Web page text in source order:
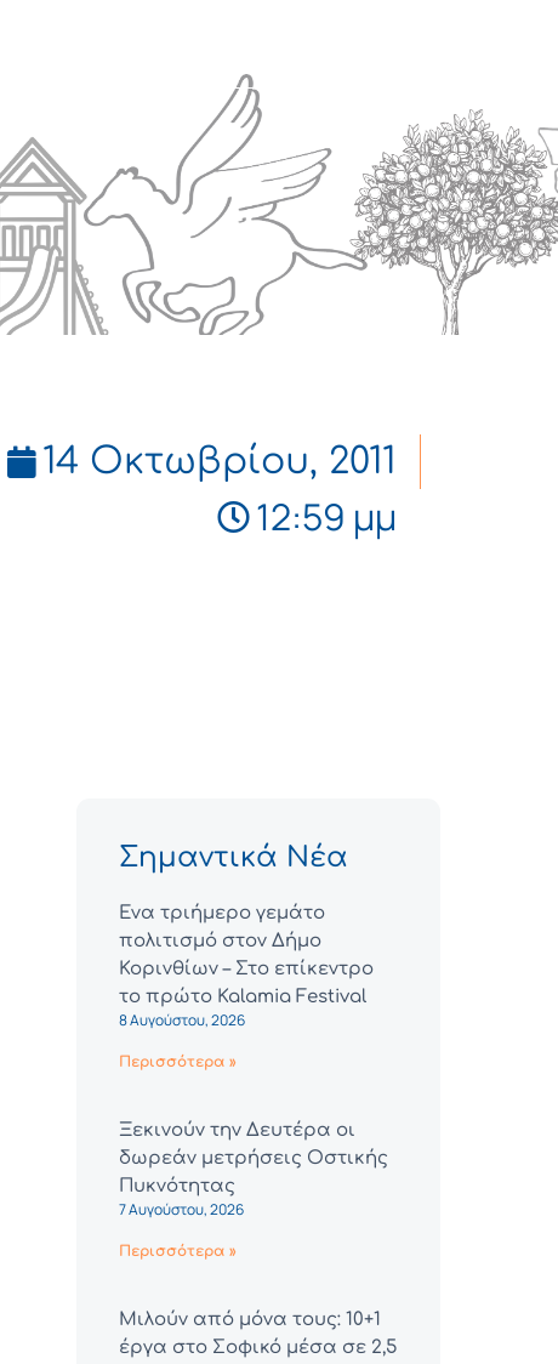
14 Οκτωβρίου, 2011
12:59 μμ
Σημαντικά Νέα
Ένα τριήμερο γεμάτο
πολιτισμό στον Δήμο
Κορινθίων – Στο επίκεντρο
το πρώτο Kalamia Festival
8 Αυγούστου, 2026
Περισσότερα »
Ξεκινούν την Δευτέρα οι
δωρεάν μετρήσεις Οστικής
Πυκνότητας
7 Αυγούστου, 2026
Περισσότερα »
Μιλούν από μόνα τους: 10+1
έργα στο Σοφικό μέσα σε 2,5